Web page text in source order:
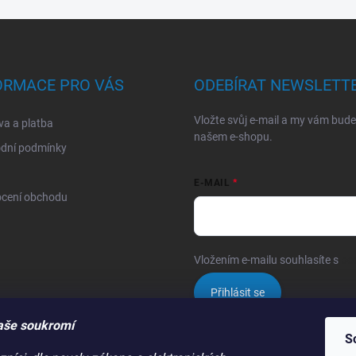
soukromí
PRO VÁS
a platba
podmínky
obchodu
ODEBÍRAT
Vložte svůj e-mail a my vám
našem e-shopu.
E-MAIL
Vložením e-mailu souhlasíte s
Přihlásit se